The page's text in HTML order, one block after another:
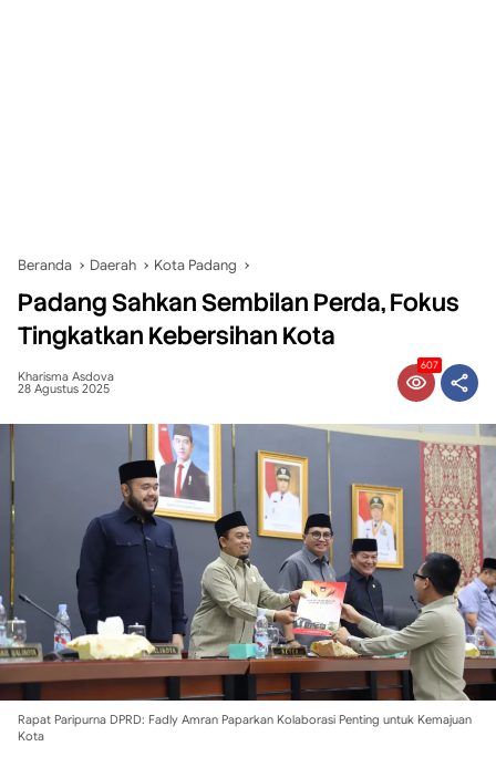
Beranda Daerah Kota Padang
Padang Sahkan Sembilan Perda, Fokus
Tingkatkan Kebersihan Kota
Kharisma Asdova
28 Agustus 2025
607
Rapat Paripurna DPRD: Fadly Amran Paparkan Kolaborasi Penting untuk Kemajuan
Kota